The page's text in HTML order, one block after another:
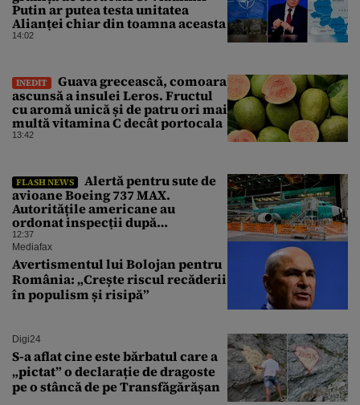
Putin ar putea testa unitatea
Alianței chiar din toamna aceasta
14:02
INEDIT
Guava grecească, comoara
ascunsă a insulei Leros. Fructul
cu aromă unică și de patru ori mai
multă vitamina C decât portocala
13:42
FLASH NEWS
Alertă pentru sute de
avioane Boeing 737 MAX.
Autoritățile americane au
ordonat inspecții după
descoperirea unor fisuri în
structura aeronavelor
12:37
Mediafax
Avertismentul lui Bolojan pentru
România: „Crește riscul recăderii
în populism și risipă”
Digi24
S-a aflat cine este bărbatul care a
„pictat” o declarație de dragoste
pe o stâncă de pe Transfăgărășan